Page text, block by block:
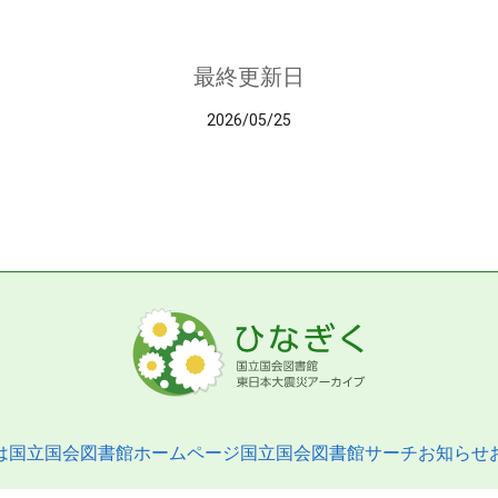
最終更新日
2026/05/25
国立国会図書館ホームページ国立国会図書館サーチお知らせ